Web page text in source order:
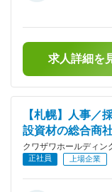
す。 気軽に
く、なじみやすい雰囲気
績が多数あり
給休暇を取
ために持株会
全体の法務業
取引社数が多
さらに社数・
の範囲：本文
回（7月・12
通じて上下す
求人詳細を
【札幌】人事／
設資材の総合商
クワザワホールディン
正社員 上場企業